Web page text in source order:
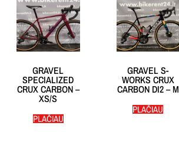
GRAVEL
SPECIALIZED
CRUX CARBON –
XS/S
PLAČIAU
GRAVEL S-
WORKS CRUX
CARBON DI2 – M
PLAČIAU